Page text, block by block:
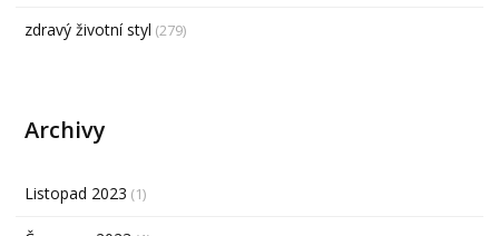
zdravý životní styl (279)
Archivy
Listopad 2023 (1)